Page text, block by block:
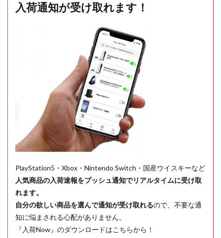
入荷通知が受け取れます！
PlayStation5・Xbox・Nintendo Switch・国産ウイスキーなど
人気商品の入荷速報をプッシュ通知でリアルタイムに受け取
れます。
自分の欲しい商品を選んで通知が受け取れるので、不要な通
知に悩まされる心配がありません。
『入荷Now』のダウンロードはこちらから！